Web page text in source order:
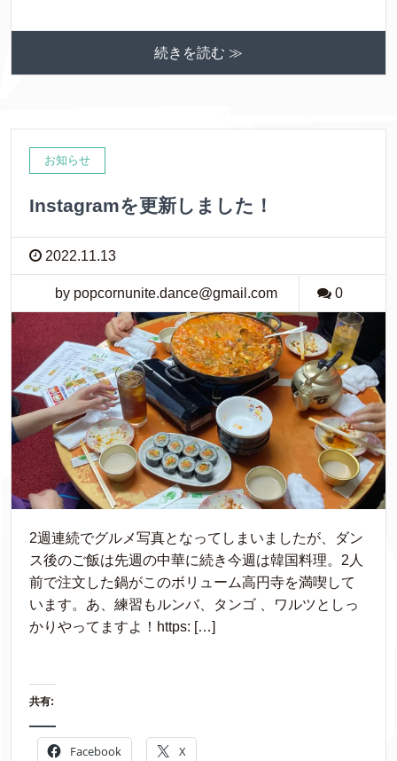
続きを読む ≫
お知らせ
Instagramを更新しました！
2022.11.13
by popcornunite.dance@gmail.com 0
2週連続でグルメ写真となってしまいましたが、ダン
ス後のご飯は先週の中華に続き今週は韓国料理。2人
前で注文した鍋がこのボリューム高円寺を満喫して
います。あ、練習もルンバ、タンゴ 、ワルツとしっ
かりやってますよ！https: […]
共有:
Facebook X